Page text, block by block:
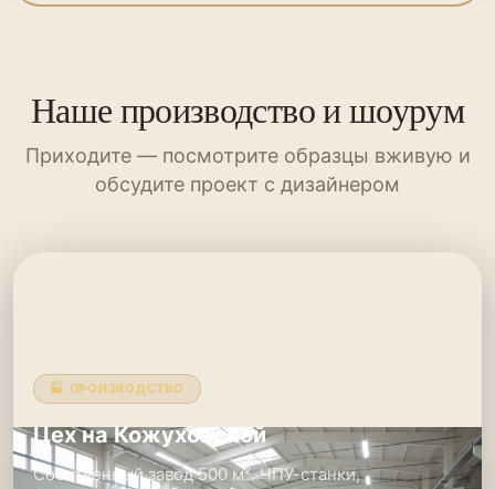
Наше производство и шоурум
Приходите — посмотрите образцы вживую и
обсудите проект с дизайнером
🏭 ПРОИЗВОДСТВО
Цех на Кожуховской
Собственный завод 500 м². ЧПУ-станки,